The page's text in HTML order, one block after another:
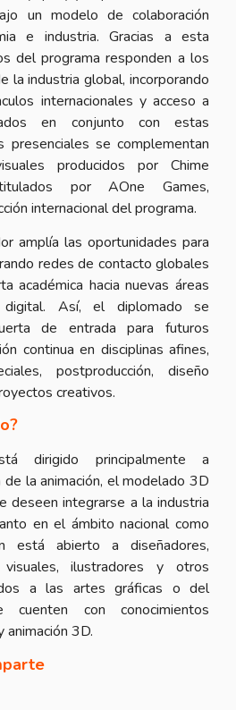
un modelo de colaboración
e industria. Gracias a esta
del programa responden a los
la industria global, incorporando
internacionales y acceso a
en conjunto con estas
presenciales se complementan
producidos por Chime
por AOne Games,
internacional del programa.
amplía las oportunidades para
redes de contacto globales
académica hacia nuevas áreas
digital. Así, el diplomado se
de entrada para futuros
continua en disciplinas afines,
postproducción, diseño
creativos.
dirigido principalmente a
la animación, el modelado 3D
deseen integrarse a la industria
en el ámbito nacional como
está abierto a diseñadores,
ilustradores y otros
a las artes gráficas o del
cuenten con conocimientos
3D.